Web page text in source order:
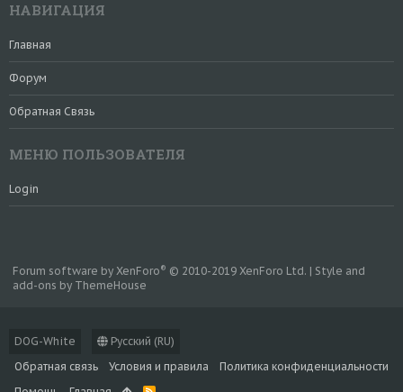
НАВИГАЦИЯ
Главная
Форум
Обратная Связь
МЕНЮ ПОЛЬЗОВАТЕЛЯ
Login
DOG-White
Русский (RU)
Обратная связь
Условия и правила
Политика конфиденциальности
Forum software by XenForo® © 2010-2019 XenForo Ltd. | Style and
add-ons by ThemeHouse